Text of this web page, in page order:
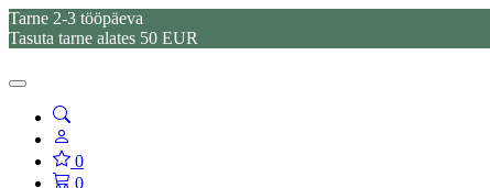
Tarne 2-3 tööpäeva
Tasuta tarne alates 50 EUR
0
0